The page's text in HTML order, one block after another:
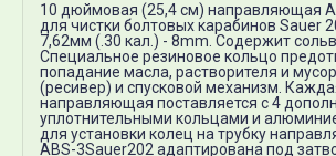
10 дюймовая (25,4 см) направляющая
для чистки болтовых карабинов Sauer
7,62мм (.30 кал.) - 8mm. Содержит
Специальное резиновое кольцо
попадание масла, растворителя и
(ресивер) и спусковой механизм.
направляющая поставляется с 4
уплотнительными кольцами и
для установки колец на трубку
ABS-3Sauer202 адаптирована под